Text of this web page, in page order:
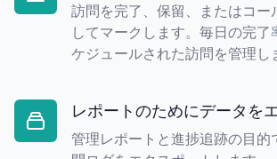
訪問を完了、保留、またはコー
してマークします。毎日の完了
ケジュールされた訪問を管理し
レポートのためにデータを
管理レポートと進捗追跡の目的